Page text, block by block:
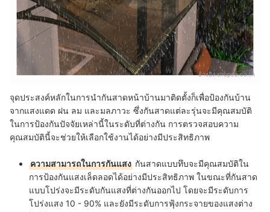
อ้างอิง:shopee.co.th
จุดประสงค์หลักในการนำกันสาดหน้าบ้านมาติดตั้งก็เพื่อป้องกันบ้าน
จากแสงแดด ฝน ลม และมลภาวะ ซึ่งกันสาดแต่ละรุ่นจะมีคุณสมบัติ
ในการป้องกันปัจจัยเหล่านี้ในระดับที่ต่างกัน การตรวจสอบความ
คุณสมบัตินี้จะช่วยให้เลือกใช้งานได้อย่างมีประสิทธิภาพ
ความสามารถในการกันแสง กันสาดแบบทึบจะมีคุณสมบัติใน
การป้องกันแสงเล็ดลอดได้อย่างมีประสิทธิภาพ ในขณะที่กันสาด
แบบโปร่งจะมีระดับกันแสงที่ต่างกันออกไป โดยจะมีระดับการ
โปร่งแสง 10 - 90% และยังมีระดับการฟุ้งกระจายของแสงต่าง